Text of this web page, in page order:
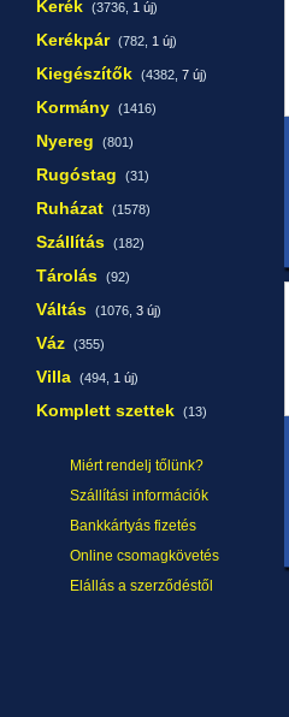
Kerék (3736, 1 új)
Kerékpár (782, 1 új)
Kiegészítők (4382, 7 új)
Kormány (1416)
Nyereg (801)
Rugóstag (31)
Ruházat (1578)
Szállítás (182)
Tárolás (92)
Váltás (1076, 3 új)
Váz (355)
Villa (494, 1 új)
Komplett szettek (13)
Miért rendelj tőlünk?
Szállítási információk
Bankkártyás fizetés
Online csomagkövetés
Elállás a szerződéstől